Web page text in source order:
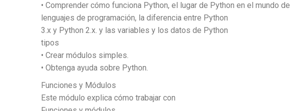
• Comprender cómo funciona Python, el lugar de Python en el mundo de
lenguajes de programación, la diferencia entre Python
3.x y Python 2.x. y las variables y los datos de Python
tipos
• Crear módulos simples.
• Obtenga ayuda sobre Python.
Funciones y Módulos
Este módulo explica cómo trabajar con